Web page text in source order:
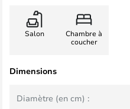
Salon
Chambre à
coucher
Dimensions
Diamètre (en cm) :